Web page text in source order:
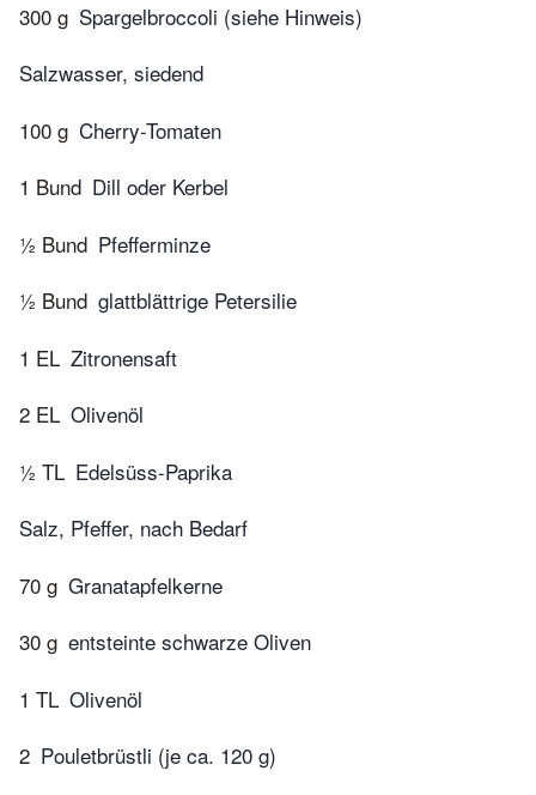
300 g Spargelbroccoli (siehe Hinweis)
Salzwasser, siedend
100 g Cherry-Tomaten
1 Bund Dill oder Kerbel
½ Bund Pfefferminze
½ Bund glattblättrige Petersilie
1 EL Zitronensaft
2 EL Olivenöl
½ TL Edelsüss-Paprika
Salz, Pfeffer, nach Bedarf
70 g Granatapfelkerne
30 g entsteinte schwarze Oliven
1 TL Olivenöl
2 Pouletbrüstli (je ca. 120 g)